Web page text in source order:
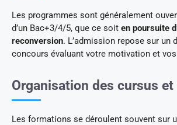
Les programmes sont généralement
d’un Bac+3/4/5, que ce soit en poursuite
reconversion. L’admission repose sur un
concours évaluant votre motivation et
Organisation des cursus et
Les formations se déroulent souvent sur